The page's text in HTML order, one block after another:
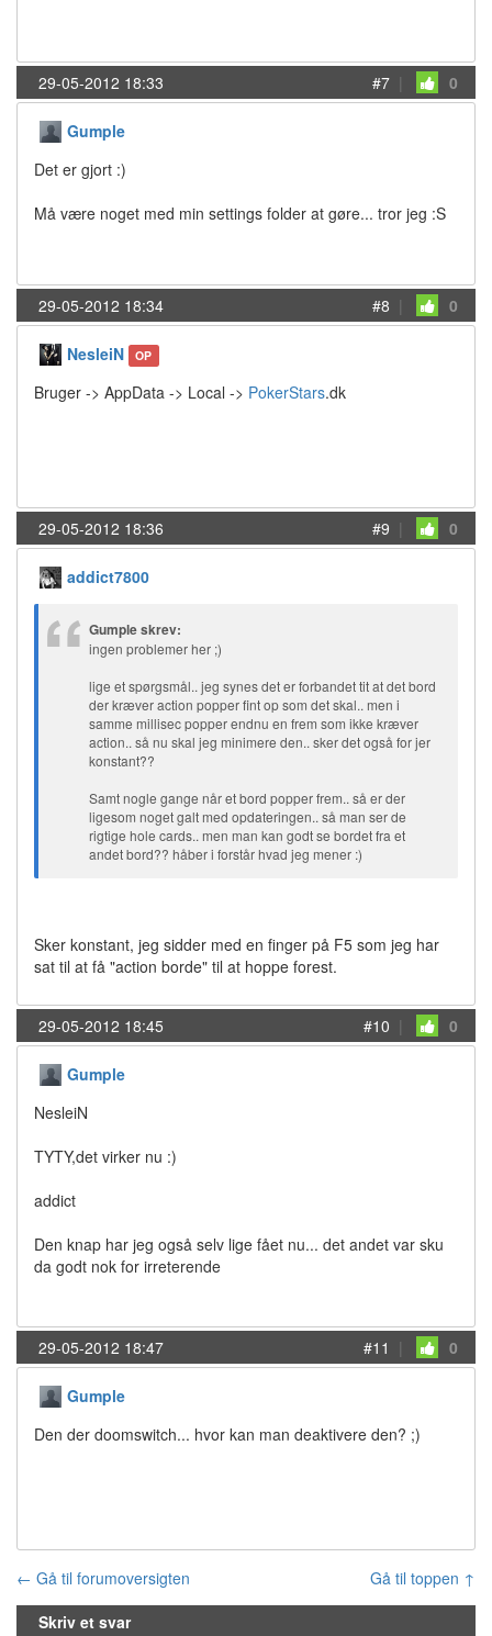
29-05-2012 18:33 #7 | 0
Gumple
Det er gjort :)
Må være noget med min settings folder at gøre... tror jeg :S
29-05-2012 18:34 #8 | 0
NesleiN OP
Bruger -> AppData -> Local -> PokerStars.dk
29-05-2012 18:36 #9 | 0
addict7800
Gumple skrev:
ingen problemer her ;)
lige et spørgsmål.. jeg synes det er forbandet tit at det bord
der kræver action popper fint op som det skal.. men i
samme millisec popper endnu en frem som ikke kræver
action.. så nu skal jeg minimere den.. sker det også for jer
konstant??
Samt nogle gange når et bord popper frem.. så er der
ligesom noget galt med opdateringen.. så man ser de
rigtige hole cards.. men man kan godt se bordet fra et
andet bord?? håber i forstår hvad jeg mener :)
Sker konstant, jeg sidder med en finger på F5 som jeg har
sat til at få "action borde" til at hoppe forest.
29-05-2012 18:45 #10 | 0
Gumple
NesleiN
TYTY,det virker nu :)
addict
Den knap har jeg også selv lige fået nu... det andet var sku
da godt nok for irreterende
29-05-2012 18:47 #11 | 0
Gumple
Den der doomswitch... hvor kan man deaktivere den? ;)
← Gå til forumoversigten
Gå til toppen ↑
Skriv et svar